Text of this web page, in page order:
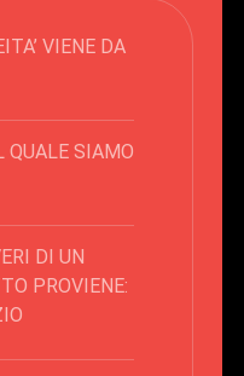
VIENE DA
QUALE SIAMO
DI UN
PROVIENE: